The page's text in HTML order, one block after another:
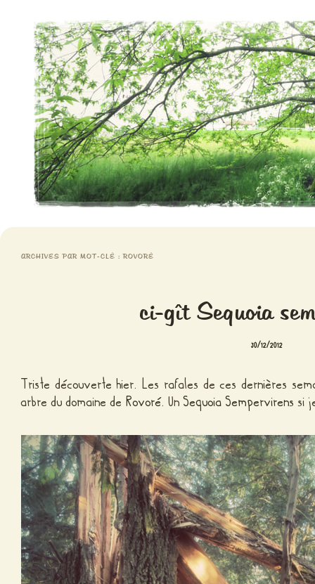
Meristemes
ARCHIVES PAR MOT-CLÉ :ROVORÉ
ci-gît Sequoia
30/12/2012
Triste découverte hier. Les rafales de ces dernières
arbre du domaine de Rovoré. UnSequoia Sempervirens si